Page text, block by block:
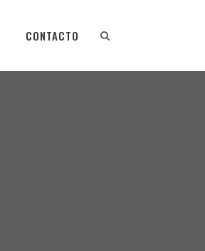
CONTACTO